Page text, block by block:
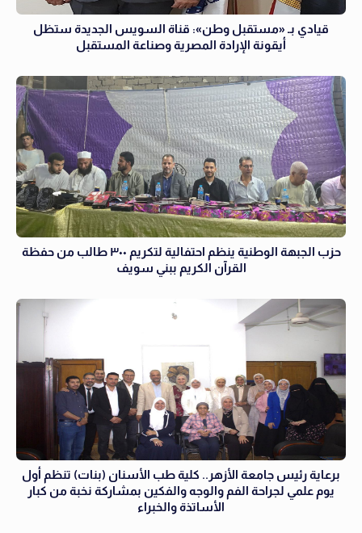
قيادي بـ «مستقبل وطن»: قناة السويس الجديدة ستظل
أيقونة الإرادة المصرية وصناعة المستقبل
حزب الجبهة الوطنية ينظم احتفالية لتكريم ٣٠٠ طالب من حفظة
القرآن الكريم ببني سويف
برعاية رئيس جامعة الأزهر.. كلية طب الأسنان (بنات) تنظم أول
يوم علمي لجراحة الفم والوجه والفكين بمشاركة نخبة من كبار
الأساتذة والخبراء